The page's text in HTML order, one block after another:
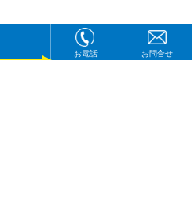
お電話 お問合せ